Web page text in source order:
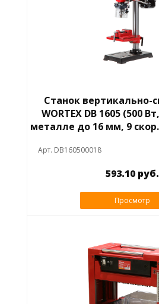
Станок вертикально-
WORTEX DB 1605 (500
металле до 16 мм, 9
Арт. DB160500018
593.10 руб.
Просмотр